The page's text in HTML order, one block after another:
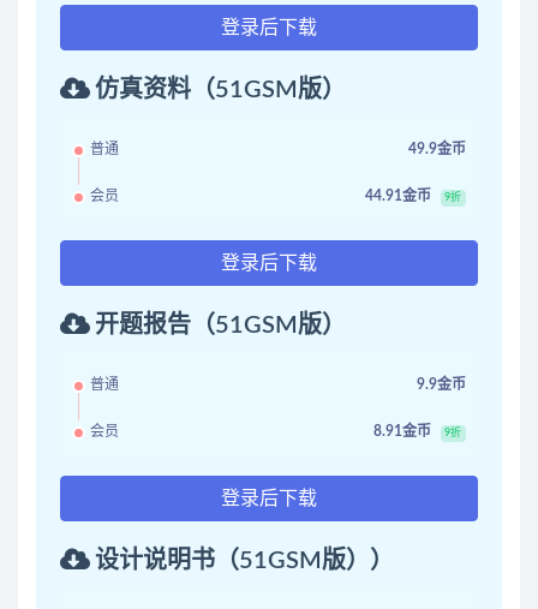
登录后下载
仿真资料（51GSM版）
普通 49.9金币
会员 44.91金币 9折
登录后下载
开题报告（51GSM版）
普通 9.9金币
会员 8.91金币 9折
登录后下载
设计说明书（51GSM版））